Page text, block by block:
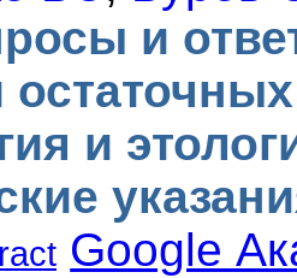
и
и
Google